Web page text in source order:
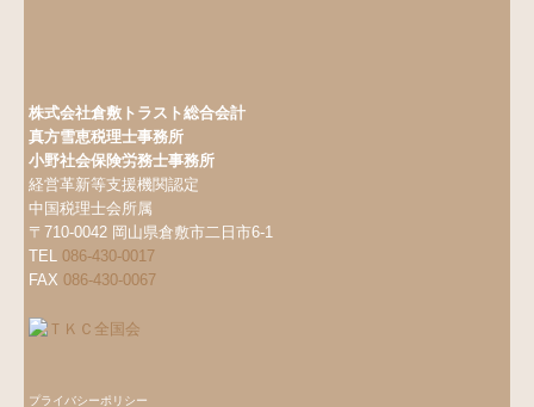
株式会社倉敷トラスト総合会計
真方雪恵税理士事務所
小野社会保険労務士事務所
経営革新等支援機関認定
中国税理士会所属
〒710-0042 岡山県倉敷市二日市6-1
TEL086-430-0017
FAX086-430-0067
プライバシーポリシー